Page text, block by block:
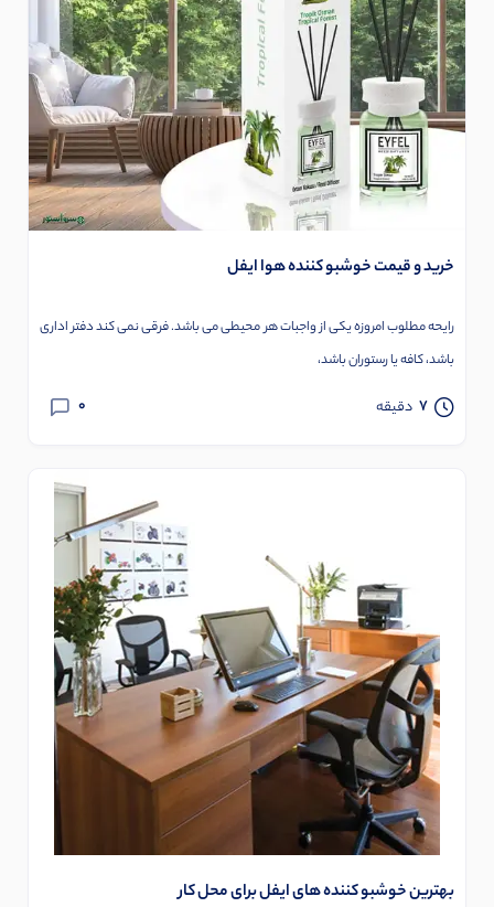
خرید و قیمت خوشبو کننده هوا ایفل
رایحه مطلوب امروزه یکی از واجبات هر محیطی می باشد. فرقی نمی کند دفتر اداری
باشد، کافه یا رستوران باشد،
7 دقیقه 0
بهترین خوشبو کننده های ایفل برای محل کار